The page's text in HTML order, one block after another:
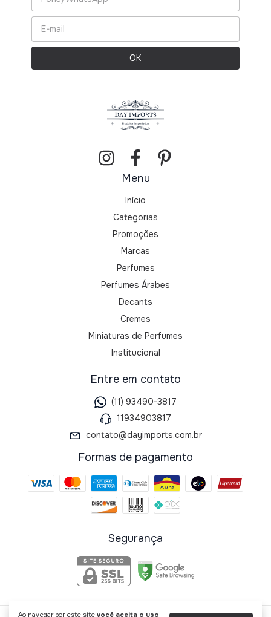
Ao navegar por este site você aceita o uso
Menu
Início
Categorias
Promoções
Marcas
Perfumes
Perfumes Árabes
Decants
Cremes
Miniaturas de Perfumes
Institucional
Entre em contato
(11) 93490-3817
11934903817
contato@dayimports.com.br
Formas de pagamento
Segurança